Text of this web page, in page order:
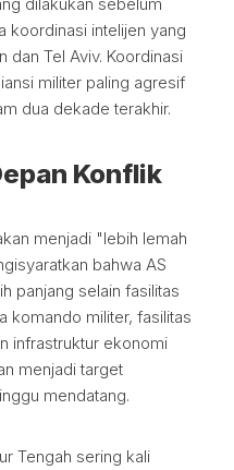
koordinasi intelijen yang
dan Tel Aviv. Koordinasi
militer paling agresif
dua dekade terakhir.
Konflik
menjadi "lebih lemah
bahwa AS
panjang selain fasilitas
komando militer, fasilitas
infrastruktur ekonomi
menjadi target
mendatang.
Tengah sering kali